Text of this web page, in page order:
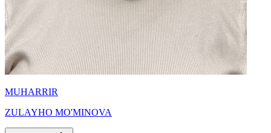
MUHARRIR
ZULAYHO MO'MINOVA